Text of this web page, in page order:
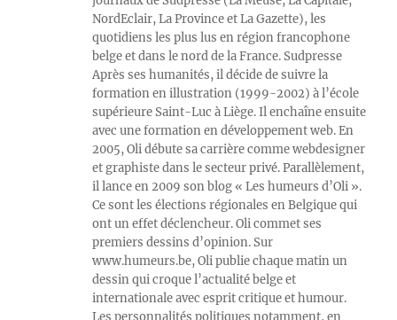
NordEclair, La Province et La Gazette), les
quotidiens les plus lus en région francophone
belge et dans le nord de la France. Sudpresse
Après ses humanités, il décide de suivre la
formation en illustration (1999-2002) à l’école
supérieure Saint-Luc à Liège. Il enchaîne ensuite
avec une formation en développement web. En
2005, Oli débute sa carrière comme webdesigner
et graphiste dans le secteur privé. Parallèlement,
il lance en 2009 son blog « Les humeurs d’Oli ».
Ce sont les élections régionales en Belgique qui
ont un effet déclencheur. Oli commet ses
premiers dessins d’opinion. Sur
www.humeurs.be, Oli publie chaque matin un
dessin qui croque l’actualité belge et
internationale avec esprit critique et humour.
Les personnalités politiques notamment, en